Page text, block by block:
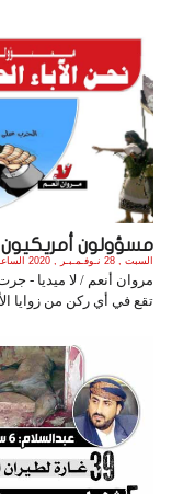
مسؤولون أمريكيون
السبت , 28 نـوفـمـبـر , 2020 الساعة 5:48:47 PM
مروان أنعم / لا ميديا -
تقع في أي ركن من زوايا